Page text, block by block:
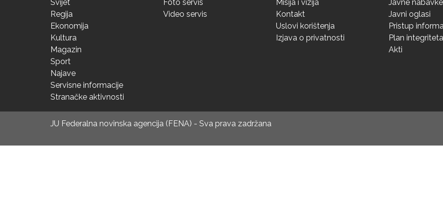
Svijet
Regija
Ekonomija
Kultura
Magazin
Sport
Najave
Servisne informacije
Stranačke aktivnosti
Foto servis
Video servis
Misija i vizija
Kontakt
Uslovi korištenja
Izjava o privatnosti
Javne nabavke
Javni oglasi
Pristup
Plan integriteta
Akti
JU Federalna novinska agencija (FENA) - Sva prava zadržana